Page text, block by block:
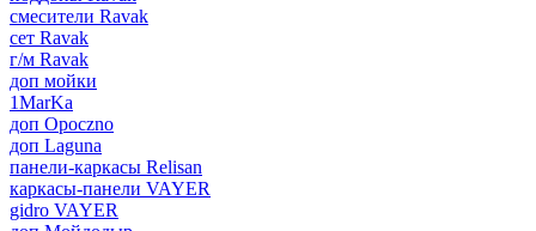
смесители Ravak
сет Ravak
г/м Ravak
доп мойки
1MarKa
доп Opoczno
доп Laguna
панели-каркасы Relisan
каркасы-панели VAYER
gidro VAYER